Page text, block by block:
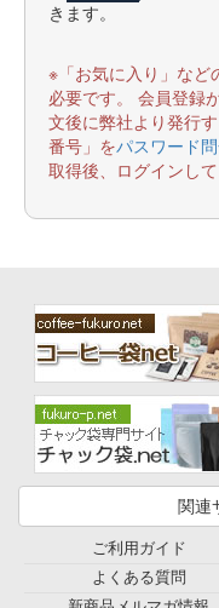
きます。
※「お気に入り」など
必要です。 会員登録
文後に弊社より発行
番号」をパスワード
取得後、ログインして
関連
ご利用ガイド
よくある質問